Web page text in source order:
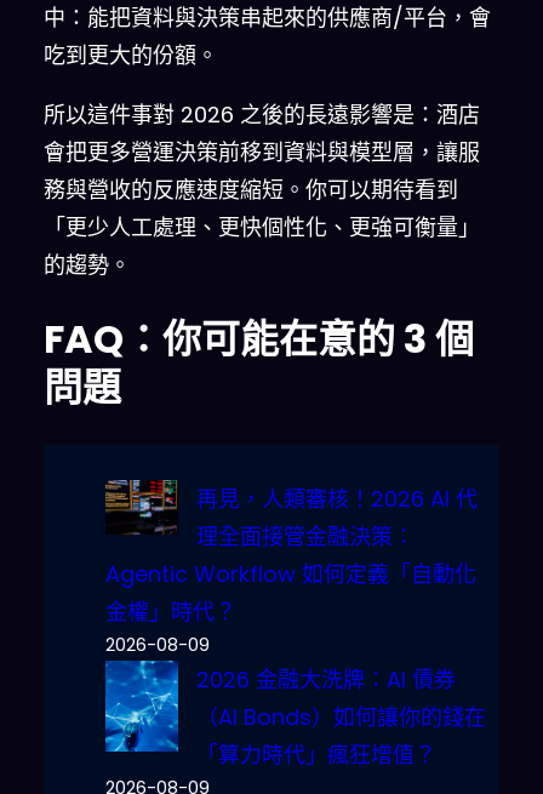
中：能把資料與決策串起來的供應商/平台，會
吃到更大的份額。
所以這件事對 2026 之後的長遠影響是：酒店
會把更多營運決策前移到資料與模型層，讓服
務與營收的反應速度縮短。你可以期待看到
「更少人工處理、更快個性化、更強可衡量」
的趨勢。
FAQ：你可能在意的 3 個
問題
再見，人類審核！2026 AI 代
理全面接管金融決策：
Agentic Workflow 如何定義「自動化
金權」時代？
2026-08-09
2026 金融大洗牌：AI 債券
（AI Bonds）如何讓你的錢在
「算力時代」瘋狂增值？
2026-08-09